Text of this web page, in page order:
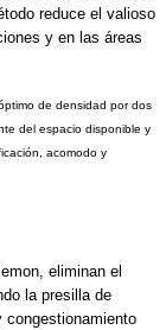
reduce el valioso
y en las áreas
de densidad por dos
del espacio disponible y
acomodo y
eliminan el
la presilla de
congestionamiento